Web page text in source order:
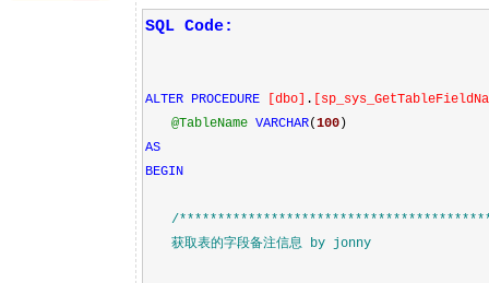
SQL Code:
ALTER PROCEDURE dbo .
@TableName VARCHAR(100 )
AS
BEGIN
/*
获取表的字段备注信息 by jonny